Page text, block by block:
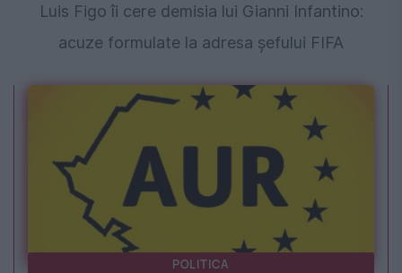
Luis Figo îi cere demisia lui Gianni Infantino:
acuze formulate la adresa șefului FIFA
POLITICA